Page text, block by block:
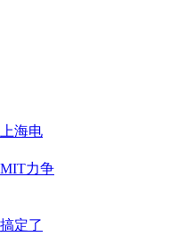
海电
力争
定了